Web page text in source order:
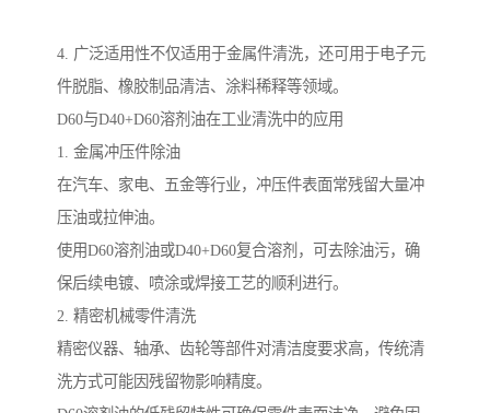
4. 广泛适用性不仅适用于金属件清洗，还可用于电子元
件脱脂、橡胶制品清洁、涂料稀释等领域。
D60与D40+D60溶剂油在工业清洗中的应用
1. 金属冲压件除油
在汽车、家电、五金等行业，冲压件表面常残留大量冲
压油或拉伸油。
使用D60溶剂油或D40+D60复合溶剂，可去除油污，确
保后续电镀、喷涂或焊接工艺的顺利进行。
2. 精密机械零件清洗
精密仪器、轴承、齿轮等部件对清洁度要求高，传统清
洗方式可能因残留物影响精度。